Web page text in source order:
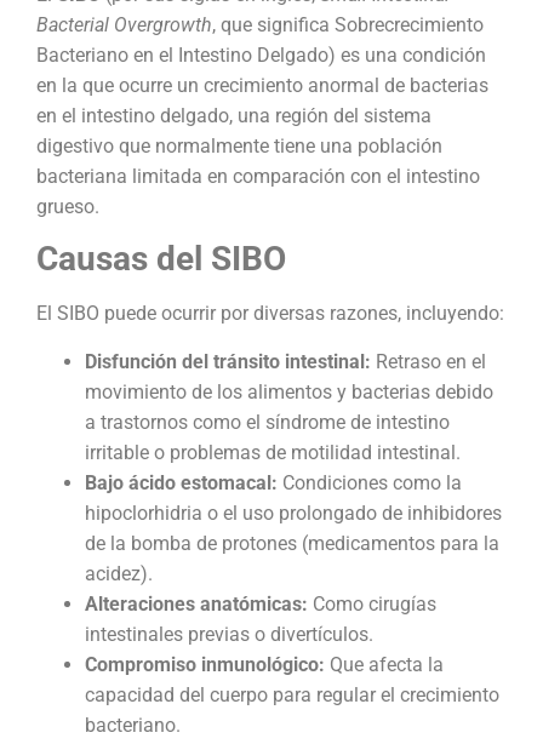
Bacterial Overgrowth, que significa Sobrecrecimiento
Bacteriano en el Intestino Delgado) es una condición
en la que ocurre un crecimiento anormal de bacterias
en el intestino delgado, una región del sistema
digestivo que normalmente tiene una población
bacteriana limitada en comparación con el intestino
grueso.
Causas del SIBO
El SIBO puede ocurrir por diversas razones, incluyendo:
Disfunción del tránsito intestinal: Retraso en el
movimiento de los alimentos y bacterias debido
a trastornos como el síndrome de intestino
irritable o problemas de motilidad intestinal.
Bajo ácido estomacal: Condiciones como la
hipoclorhidria o el uso prolongado de inhibidores
de la bomba de protones (medicamentos para la
acidez).
Alteraciones anatómicas: Como cirugías
intestinales previas o divertículos.
Compromiso inmunológico: Que afecta la
capacidad del cuerpo para regular el crecimiento
bacteriano.